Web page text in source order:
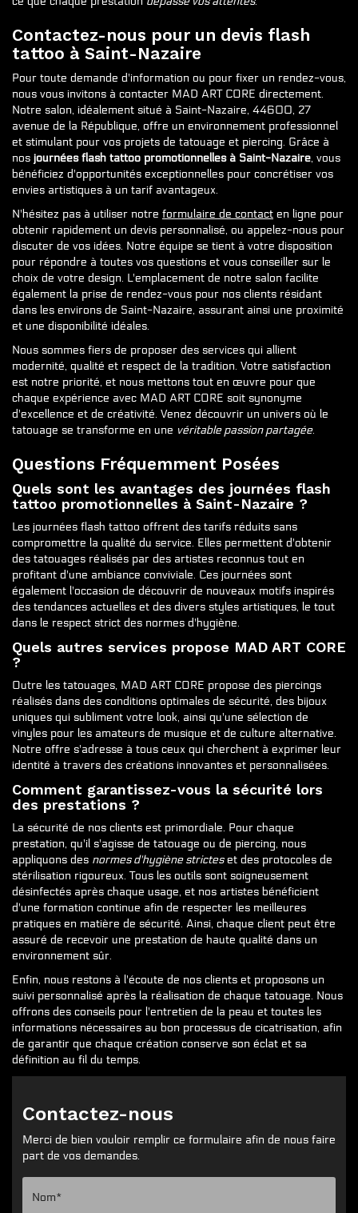
Contactez-nous pour un devis flash
tattoo à Saint-Nazaire
Pour toute demande d'information ou pour fixer un rendez-vous,
nous vous invitons à contacter MAD ART CORE directement.
Notre salon, idéalement situé à Saint-Nazaire, 44600, 27
avenue de la République, offre un environnement professionnel
et stimulant pour vos projets de tatouage et piercing. Grâce à
nos journées flash tattoo promotionnelles à Saint-Nazaire, vous
bénéficiez d'opportunités exceptionnelles pour concrétiser vos
envies artistiques à un tarif avantageux.
N'hésitez pas à utiliser notre formulaire de contact en ligne pour
obtenir rapidement un devis personnalisé, ou appelez-nous pour
discuter de vos idées. Notre équipe se tient à votre disposition
pour répondre à toutes vos questions et vous conseiller sur le
choix de votre design. L'emplacement de notre salon facilite
également la prise de rendez-vous pour nos clients résidant
dans les environs de Saint-Nazaire, assurant ainsi une proximité
et une disponibilité idéales.
Nous sommes fiers de proposer des services qui allient
modernité, qualité et respect de la tradition. Votre satisfaction
est notre priorité, et nous mettons tout en œuvre pour que
chaque expérience avec MAD ART CORE soit synonyme
d'excellence et de créativité. Venez découvrir un univers où le
tatouage se transforme en une véritable passion partagée.
Questions Fréquemment Posées
Quels sont les avantages des journées flash
tattoo promotionnelles à Saint-Nazaire ?
Les journées flash tattoo offrent des tarifs réduits sans
compromettre la qualité du service. Elles permettent d'obtenir
des tatouages réalisés par des artistes reconnus tout en
profitant d'une ambiance conviviale. Ces journées sont
également l'occasion de découvrir de nouveaux motifs inspirés
des tendances actuelles et des divers styles artistiques, le tout
dans le respect strict des normes d'hygiène.
Quels autres services propose MAD ART CORE
?
Outre les tatouages, MAD ART CORE propose des piercings
réalisés dans des conditions optimales de sécurité, des bijoux
uniques qui subliment votre look, ainsi qu'une sélection de
vinyles pour les amateurs de musique et de culture alternative.
Notre offre s'adresse à tous ceux qui cherchent à exprimer leur
identité à travers des créations innovantes et personnalisées.
Comment garantissez-vous la sécurité lors
des prestations ?
La sécurité de nos clients est primordiale. Pour chaque
prestation, qu'il s'agisse de tatouage ou de piercing, nous
appliquons des normes d'hygiène stricteset des protocoles de
stérilisation rigoureux. Tous les outils sont soigneusement
désinfectés après chaque usage, et nos artistes bénéficient
d'une formation continue afin de respecter les meilleures
pratiques en matière de sécurité. Ainsi, chaque client peut être
assuré de recevoir une prestation de haute qualité dans un
environnement sûr.
Enfin, nous restons à l'écoute de nos clients et proposons un
suivi personnalisé après la réalisation de chaque tatouage. Nous
offrons des conseils pour l'entretien de la peau et toutes les
informations nécessaires au bon processus de cicatrisation, afin
de garantir que chaque création conserve son éclat et sa
définition au fil du temps.
Contactez-nous
Merci de bien vouloir remplir ce formulaire afin de nous faire
part de vos demandes.